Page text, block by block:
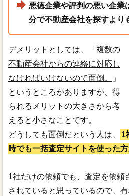
悪徳企業や評判の悪い企業
分で不動産会社を探すより
デメリットとしては、「 複数の
不動産会社からの連絡に対応し
なければいけないので面倒。
」
というところがありますが、得
られるメリットの大きさから考
えると小さなことです。
どうしても面倒だという人は、
1
時でも一括査定サイトを使った
1社だけの依頼でも、査定を依頼
されていると思っているので、